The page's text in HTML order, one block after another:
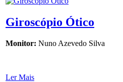
Giroscópio Ótico
Monitor: Nuno Azevedo Silva
Ler Mais